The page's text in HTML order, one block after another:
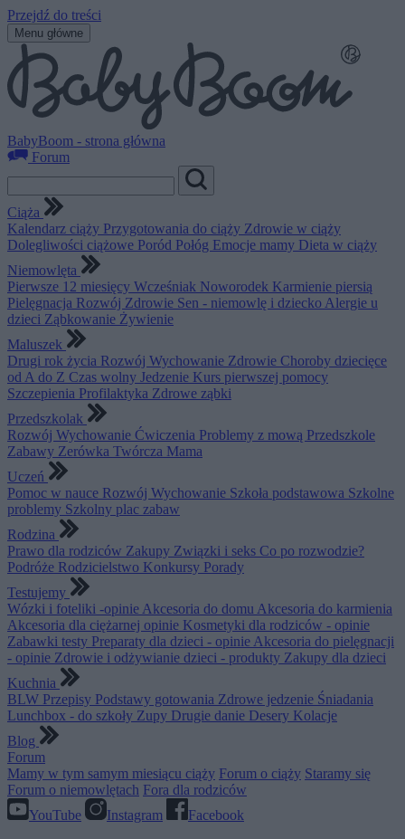
Przejdź do treści
Menu główne
BabyBoom - strona główna
Forum
Ciąża
Kalendarz ciąży Przygotowania do ciąży Zdrowie w ciąży
Dolegliwości ciążowe Poród Połóg Emocje mamy Dieta w ciąży
Niemowlęta
Pierwsze 12 miesięcy Wcześniak Noworodek Karmienie piersią
Pielęgnacja Rozwój Zdrowie Sen - niemowlę i dziecko Alergie u
dzieci Ząbkowanie Żywienie
Maluszek
Drugi rok życia Rozwój Wychowanie Zdrowie Choroby dziecięce
od A do Z Czas wolny Jedzenie Kurs pierwszej pomocy
Szczepienia Profilaktyka Zdrowe ząbki
Przedszkolak
Rozwój Wychowanie Ćwiczenia Problemy z mową Przedszkole
Zabawy Zerówka Twórcza Mama
Uczeń
Pomoc w nauce Rozwój Wychowanie Szkoła podstawowa Szkolne
problemy Szkolny plac zabaw
Rodzina
Prawo dla rodziców Zakupy Związki i seks Co po rozwodzie?
Podróże Rodzicielstwo Konkursy Porady
Testujemy
Wózki i foteliki -opinie Akcesoria do domu Akcesoria do karmienia
Akcesoria dla ciężarnej opinie Kosmetyki dla rodziców - opinie
Zabawki testy Preparaty dla dzieci - opinie Akcesoria do pielęgnacji
- opinie Zdrowie i odżywianie dzieci - produkty Zakupy dla dzieci
Kuchnia
BLW Przepisy Podstawy gotowania Zdrowe jedzenie Śniadania
Lunchbox - do szkoły Zupy Drugie danie Desery Kolacje
Blog
Forum
Mamy w tym samym miesiącu ciąży Forum o ciąży Staramy się
Forum o niemowlętach Fora dla rodziców
YouTube
Instagram Facebook